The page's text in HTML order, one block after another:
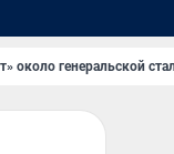
около генеральской